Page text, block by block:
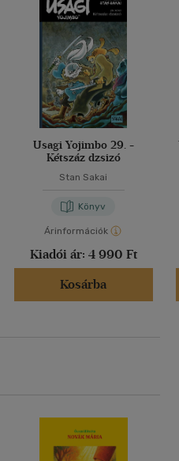
Usagi Yojimbo 29. -
Kétszáz dzsizó
Stan Sakai
Könyv
Árinformációk
Kiadói ár: 4 990 Ft
Kosárba